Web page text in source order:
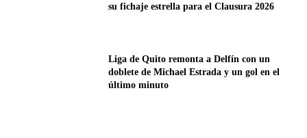
su fichaje estrella para el Clausura 2026
Liga de Quito remonta a Delfín con un
doblete de Michael Estrada y un gol en el
último minuto